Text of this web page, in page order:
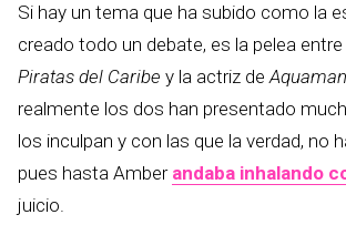
Si hay un tema que ha subido como la
creado todo un debate, es la pelea
Piratas del Caribe y la actriz deAquaman
realmente los dos han presentado
los inculpan y con las que la verdad, no
pues hasta Amber andaba inhalando
juicio.